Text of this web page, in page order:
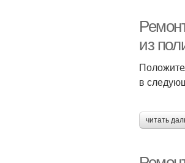
из
в
читать